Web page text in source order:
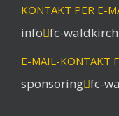
KONTAKT PER E-
info fc-
E-MAIL-KONTAKT
sponsoring fc-